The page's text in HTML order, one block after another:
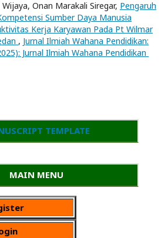
Onan Marakali Siregar, Pengaruh
Sumber Daya Manusia
Kerja Karyawan Pada Pt Wilmar
, Jurnal Ilmiah Wahana Pendidikan:
Jurnal Ilmiah Wahana Pendidikan
TEMPLATE
MAIN MENU